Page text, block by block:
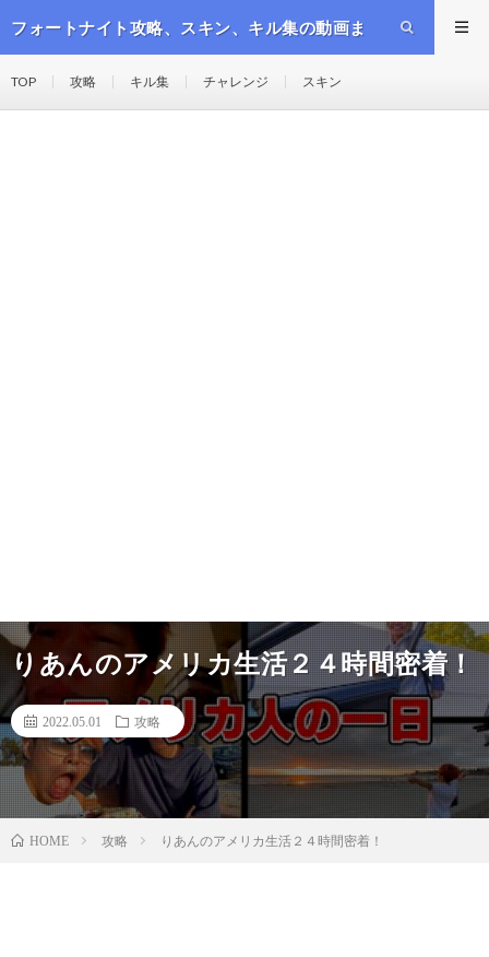
フォートナイト攻略、スキン、キル集の動画ま
TOP 攻略 キル集 チャレンジ スキン
りあんのアメリカ生活２４時間密着！
2022.05.01 攻略
HOME 攻略 りあんのアメリカ生活２４時間密着！